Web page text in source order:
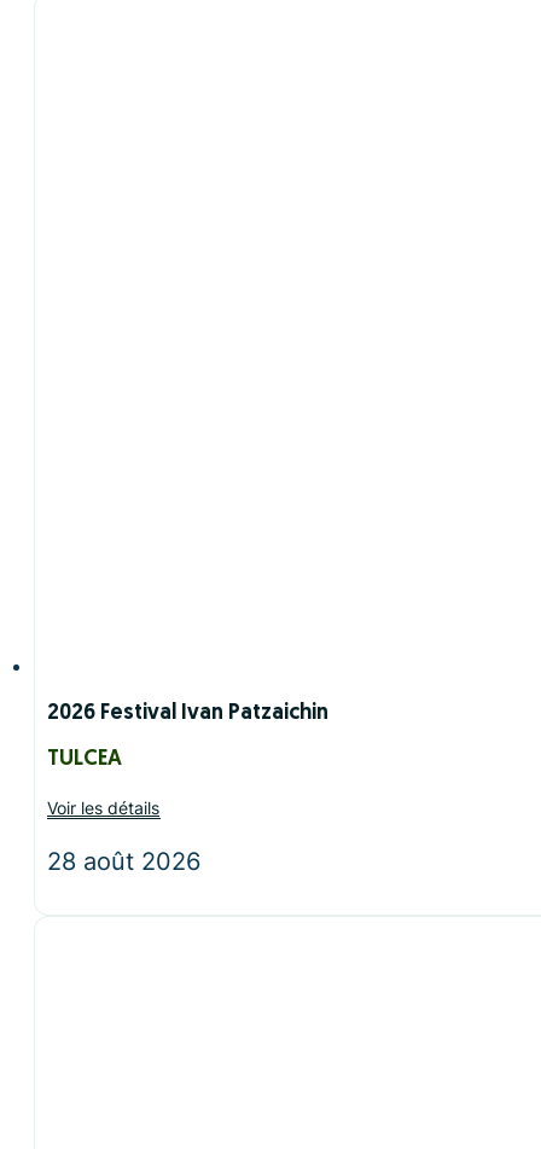
2026 Festival Ivan Patzaichin
TULCEA
Voir les détails
28 août 2026